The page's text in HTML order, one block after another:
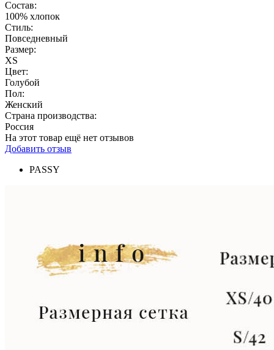
Состав:
100% хлопок
Стиль:
Повседневный
Размер:
XS
Цвет:
Голубой
Пол:
Женский
Страна производства:
Россия
На этот товар ещё нет отзывов
Добавить отзыв
PASSY